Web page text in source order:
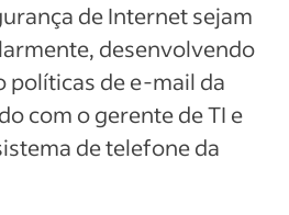
de Internet sejam
desenvolvendo
políticas de e-mail da
com o gerente de TI e
de telefone da